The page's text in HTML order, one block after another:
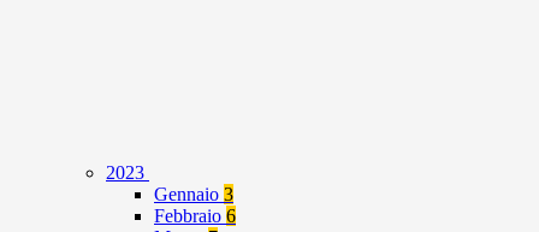
2023
Gennaio 3
Febbraio 6